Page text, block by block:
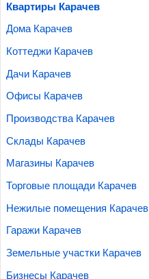
Квартиры Карачев
Дома Карачев
Коттеджи Карачев
Дачи Карачев
Офисы Карачев
Производства Карачев
Склады Карачев
Магазины Карачев
Торговые площади Карачев
Нежилые помещения Карачев
Гаражи Карачев
Земельные участки Карачев
Бизнесы Карачев